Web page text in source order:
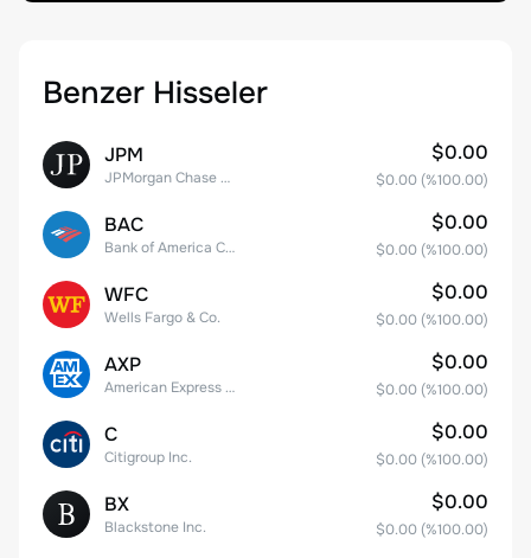
Benzer Hisseler
JPM
JPMorgan Chase & Co.
$0.00
$0.00 (%100.00)
BAC
Bank of America Corporation
$0.00
$0.00 (%100.00)
WFC
Wells Fargo & Co.
$0.00
$0.00 (%100.00)
AXP
American Express Company
$0.00
$0.00 (%100.00)
C
Citigroup Inc.
$0.00
$0.00 (%100.00)
BX
Blackstone Inc.
$0.00
$0.00 (%100.00)